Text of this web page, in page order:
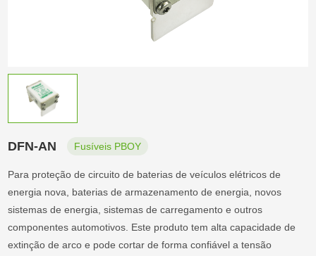
DFN-AN Fusíveis PBOY
Para proteção de circuito de baterias de veículos elétricos de
energia nova, baterias de armazenamento de energia, novos
sistemas de energia, sistemas de carregamento e outros
componentes automotivos. Este produto tem alta capacidade de
extinção de arco e pode cortar de forma confiável a tensão